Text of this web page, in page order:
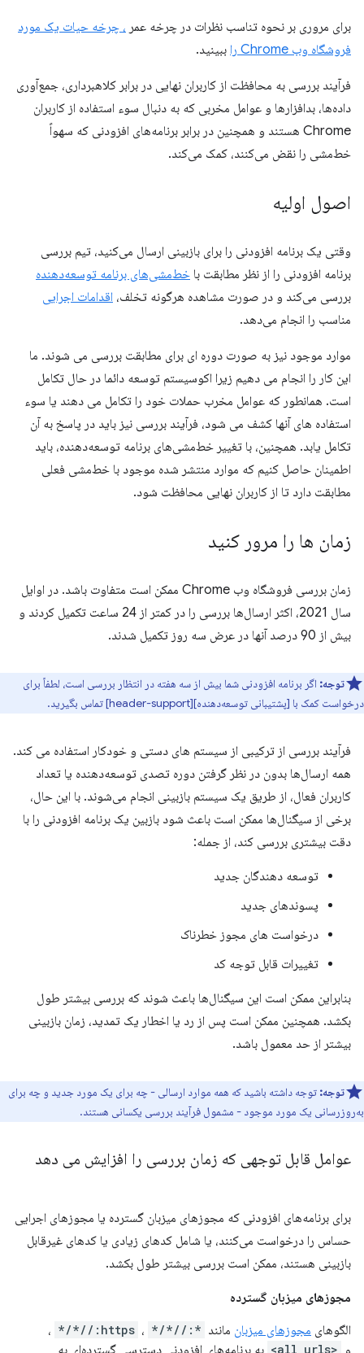
برای مروری بر نحوه تناسب نظرات در چرخه عمر ، چرخه حیات یک مورد
فروشگاه وب Chrome را
ببینید.
فرآیند بررسی به محافظت از کاربران نهایی در برابر کلاهبرداری، جمع‌آوری
داده‌ها، بدافزارها و عوامل مخربی که به دنبال سوء استفاده از کاربران
Chrome هستند و همچنین در برابر برنامه‌های افزودنی که سهواً
خط‌مشی را نقض می‌کنند، کمک می‌کند.
اصول اولیه
وقتی یک برنامه افزودنی را برای بازبینی ارسال می‌کنید، تیم بررسی
برنامه افزودنی را از نظر مطابقت با خط‌مشی‌های برنامه توسعه‌دهنده
بررسی می‌کند و در صورت مشاهده هرگونه تخلف، اقدامات اجرایی
مناسب را انجام می‌دهد.
موارد موجود نیز به صورت دوره ای برای مطابقت بررسی می شوند. ما
این کار را انجام می دهیم زیرا اکوسیستم توسعه دائما در حال تکامل
است. همانطور که عوامل مخرب حملات خود را تکامل می دهند یا سوء
استفاده های آنها کشف می شود، فرآیند بررسی نیز باید در پاسخ به آن
تکامل یابد. همچنین، با تغییر خط‌مشی‌های برنامه توسعه‌دهنده، باید
اطمینان حاصل کنیم که موارد منتشر شده موجود با خط‌مشی فعلی
مطابقت دارد تا از کاربران نهایی محافظت شود.
زمان ها را مرور کنید
زمان بررسی فروشگاه وب Chrome ممکن است متفاوت باشد. در اوایل
سال 2021، اکثر ارسال‌ها بررسی را در کمتر از 24 ساعت تکمیل کردند و
بیش از 90 درصد آنها در عرض سه روز تکمیل شدند.
توجه: اگر برنامه افزودنی شما بیش از سه هفته در انتظار بررسی است، لطفاً برای
درخواست کمک با [پشتیبانی توسعه‌دهنده][header-support] تماس بگیرید.
فرآیند بررسی از ترکیبی از سیستم های دستی و خودکار استفاده می کند.
همه ارسال‌ها بدون در نظر گرفتن دوره تصدی توسعه‌دهنده یا تعداد
کاربران فعال، از طریق یک سیستم بازبینی انجام می‌شوند. با این حال،
برخی از سیگنال‌ها ممکن است باعث شود بازبین یک برنامه افزودنی را با
دقت بیشتری بررسی کند، از جمله:
توسعه دهندگان جدید
پسوندهای جدید
درخواست های مجوز خطرناک
تغییرات قابل توجه کد
بنابراین ممکن است این سیگنال‌ها باعث شوند که بررسی بیشتر طول
بکشد. همچنین ممکن است پس از رد یا اخطار یک تمدید، زمان بازبینی
بیشتر از حد معمول باشد.
توجه: توجه داشته باشید که همه موارد ارسالی - چه برای یک مورد جدید و چه برای
به‌روزرسانی یک مورد موجود - مشمول فرآیند بررسی یکسانی هستند.
عوامل قابل توجهی که زمان بررسی را افزایش می دهد
برای برنامه‌های افزودنی که مجوزهای میزبان گسترده یا مجوزهای اجرایی
حساس را درخواست می‌کنند، یا شامل کدهای زیادی یا کدهای غیرقابل
بازبینی هستند، ممکن است بررسی بیشتر طول بکشد.
مجوزهای میزبان گسترده
الگوهای مجوزهای میزبان مانند *://*/* ، https://*/*
،
و <all_urls> به برنامه‌های افزودنی دسترسی گسترده‌ای به